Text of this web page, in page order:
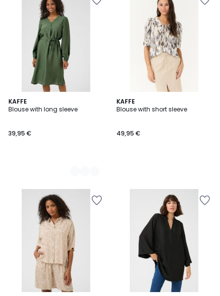
KAFFE
Blouse with long sleeve
39,95 €
3
Couleurs
KAFFE
Blouse with short sleeve
49,95 €